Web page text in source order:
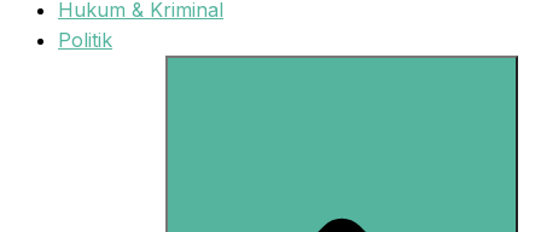
Hukum & Kriminal
Politik